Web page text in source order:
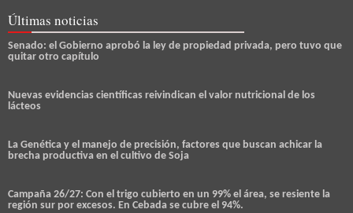
Últimas noticias
Senado: el Gobierno aprobó la ley de propiedad privada, pero tuvo que
quitar otro capítulo
Nuevas evidencias científicas reivindican el valor nutricional de los
lácteos
La Genética y el manejo de precisión, factores que buscan achicar la
brecha productiva en el cultivo de Soja
Campaña 26/27: Con el trigo cubierto en un 99% el área, se resiente la
región sur por excesos. En Cebada se cubre el 94%.